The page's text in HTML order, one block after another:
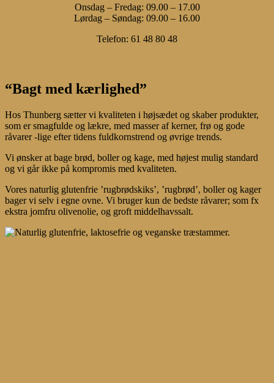
Onsdag – Fredag: 09.00 – 17.00
Lørdag – Søndag: 09.00 – 16.00
Telefon: 61 48 80 48
“Bagt med kærlighed”
Hos Thunberg sætter vi kvaliteten i højsædet og skaber produkter,
som er smagfulde og lækre, med masser af kerner, frø og gode
råvarer -lige efter tidens fuldkornstrend og øvrige trends.
Vi ønsker at bage brød, boller og kage, med højest mulig standard
og vi går ikke på kompromis med kvaliteten.
Vores naturlig glutenfrie ’rugbrødskiks’, ’rugbrød’, boller og kager
bager vi selv i egne ovne. Vi bruger kun de bedste råvarer; som fx
ekstra jomfru olivenolie, og groft middelhavssalt.
Play